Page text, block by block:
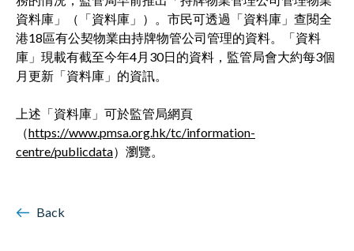
資料庫」（「資料庫」）。市民可透過「資料庫」查閱全
港18區有公契物業由持牌物管公司管理的資料。「資料
庫」現載有截至今年4月30日的資料，監管局會大約每3個
月更新「資料庫」的資訊。
上述「資料庫」可於監管局網頁
（https://www.pmsa.org.hk/tc/information-
centre/publicdata）瀏覽。
Back